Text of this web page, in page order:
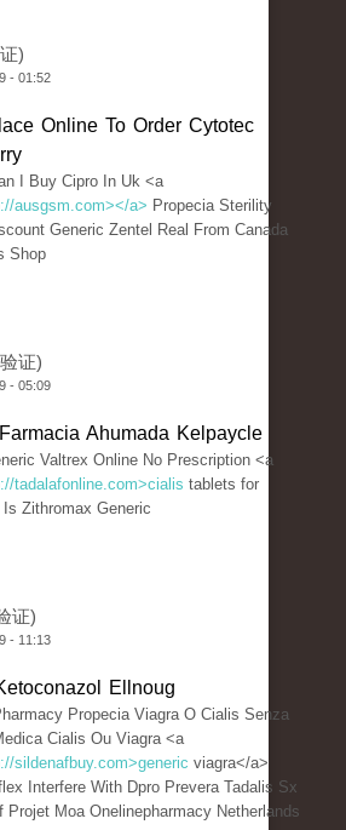
)
- 01:52
Online To Order Cytotec
I Buy Cipro In Uk <a
ausgsm.com></a> Propecia Sterility
Generic Zentel Real From Canada
Shop
证)
- 05:09
Ahumada Kelpaycle
Valtrex Online No Prescription <a
tadalafonline.com>cialis tablets for
Zithromax Generic
证)
- 11:13
Ellnoug
Propecia Viagra O Cialis Senza
Cialis Ou Viagra <a
sildenafbuy.com>generic viagra</a>
Interfere With Dpro Prevera Tadalis Sx
Projet Moa Onelinepharmacy Netherlands